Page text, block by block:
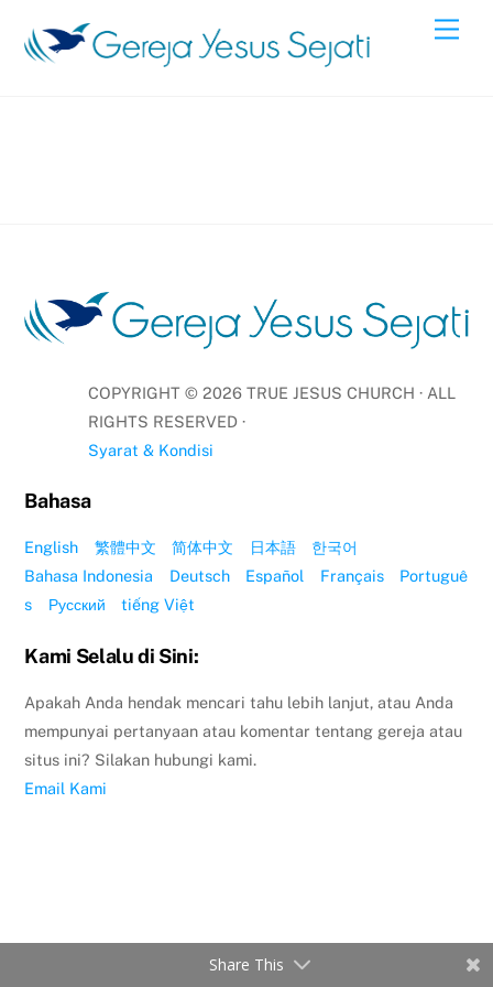
content
COPYRIGHT © 2026 TRUE JESUS CHURCH · ALL
RIGHTS RESERVED ·
Syarat & Kondisi
Bahasa
English 繁體中文 简体中文 日本語
한국어
Bahasa Indonesia
Deutsch Español Français
Portuguê
s
Русский tiếng Việt
Kami Selalu di Sini:
Apakah Anda hendak mencari tahu lebih lanjut, atau Anda
mempunyai pertanyaan atau komentar tentang gereja atau
situs ini? Silakan hubungi kami.
Email Kami
Share This